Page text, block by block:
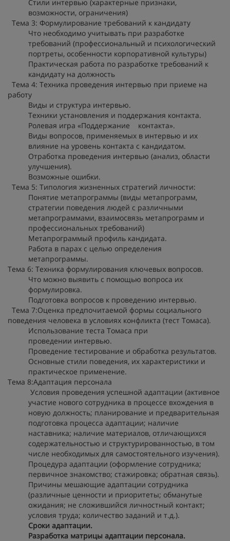
Стили интервью (характерные признаки,
возможности, ограничения)
Тема 3: Формулирование требований к кандидату
Что необходимо учитывать при разработке
требований (профессиональный и психологический
портреты, особенности корпоративной культуры)
Практическая работа по разработке требований к
кандидату на должность
Тема 4: Техника проведения интервью при приеме на
работу
Виды и структура интервью.
Техники установления и поддержания контакта.
Ролевая игра «Поддержание контакта».
Виды вопросов, применяемых в интервью и их
влияние на уровень контакта с кандидатом.
Отработка проведения интервью (анализ, области
улучшения).
Возможные ошибки.
Тема 5: Типология жизненных стратегий личности:
Понятие метапрограммы (виды метапрограмм,
стратегии поведения людей с различными
метапрограммами, взаимосвязь метапрограмм и
профессиональных требований)
Метапрограммый профиль кандидата.
Работа в парах с целью определения
метапрограммы.
Тема 6: Техника формулирования ключевых вопросов.
Что можно выявить с помощью вопроса их
формулировка.
Подготовка вопросов к проведению интервью.
Тема 7:Оценка предпочитаемой формы социального
поведения человека в условиях конфликта (тест Томаса).
Использование теста Томаса при
проведении интервью.
Проведение тестирование и обработка результатов.
Основные стили поведения, их характеристики и
практическое применение.
Тема 8:Адаптация персонала
Условия проведения успешной адаптации (активное
участие нового сотрудника в процессе вхождения в
новую должность; планирование и предварительная
подготовка процесса адаптации; наличие
наставника; наличие материалов, отличающихся
содержательностью и структурированностью, в том
числе необходимых для самостоятельного изучения).
Процедура адаптации (оформление сотрудника;
первичное знакомство; стажировка; обратная связь).
Причины мешающие адаптации сотрудника
(различные ценности и приоритеты; обманутые
ожидания; не сложившийся личностный контакт;
условия труда; количество заданий и т.д.).
Сроки адаптации.
Разработка матрицы адаптации персонала.